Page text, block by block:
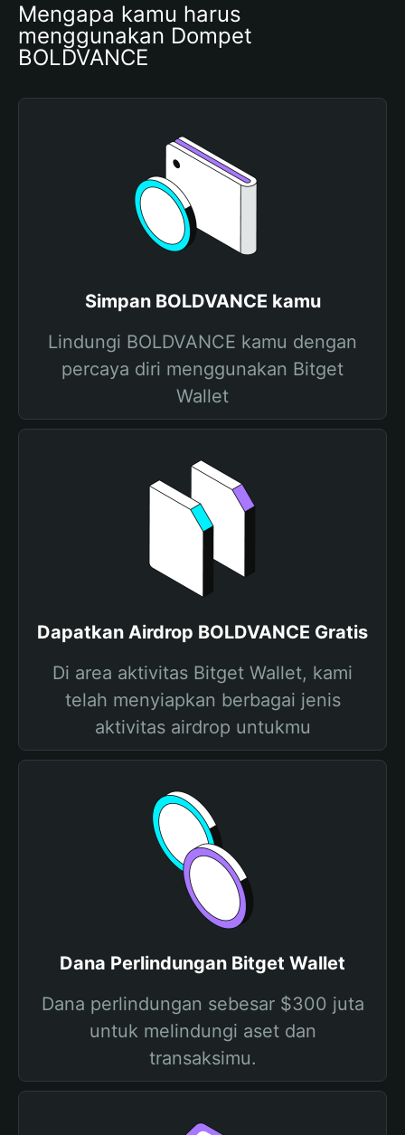
Mengapa kamu harus
menggunakan Dompet
BOLDVANCE
Simpan BOLDVANCE kamu
Lindungi BOLDVANCE kamu dengan
percaya diri menggunakan Bitget
Wallet
Dapatkan Airdrop BOLDVANCE Gratis
Di area aktivitas Bitget Wallet, kami
telah menyiapkan berbagai jenis
aktivitas airdrop untukmu
Dana Perlindungan Bitget Wallet
Dana perlindungan sebesar $300 juta
untuk melindungi aset dan
transaksimu.